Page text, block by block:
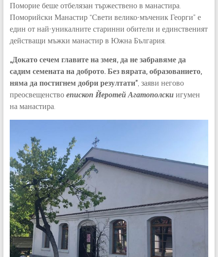
Поморие беше отбелязан тържествено в манастира.
Поморийски Манастир “Свети велико-мъченик Георги” е
един от най-уникалните старинни обители и единственият
действащи мъжки манастир в Южна България.
„Докато сечем главите на змея, да не забравяме да
садим семената на доброто. Без вярата, образованието,
няма да постигнем добри резултати”, заяви негово
преосвещенствоепископ Йеротей Агатополскиигумен
на манастира.